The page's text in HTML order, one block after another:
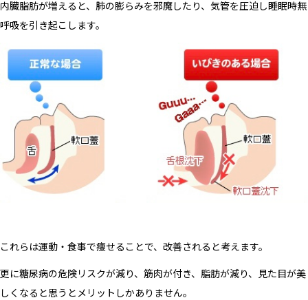
内臓脂肪が増えると、肺の膨らみを邪魔したり、気管を圧迫し睡眠時無
呼吸を引き起こします。
これらは運動・食事で痩せることで、改善されると考えます。
更に糖尿病の危険リスクが減り、筋肉が付き、脂肪が減り、見た目が美
しくなると思うとメリットしかありません。